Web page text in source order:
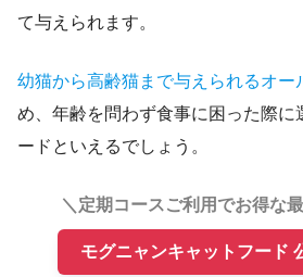
て与えられます。
幼猫から高齢猫まで与えられるオー
め、年齢を問わず食事に困った際に
ードといえるでしょう。
＼定期コースご利用でお得な
モグニャンキャットフード